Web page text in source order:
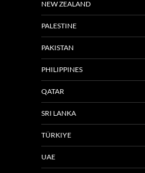
NEW ZEALAND
PALESTINE
PAKISTAN
PHILIPPINES
QATAR
SRI LANKA
TÜRKIYE
UAE